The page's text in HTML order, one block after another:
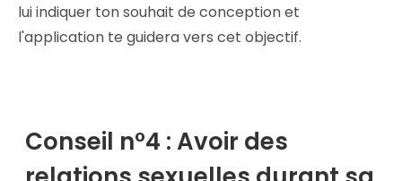
lui indiquer ton souhait de conception et
l'application te guidera vers cet objectif.
Conseil n°4 : Avoir des